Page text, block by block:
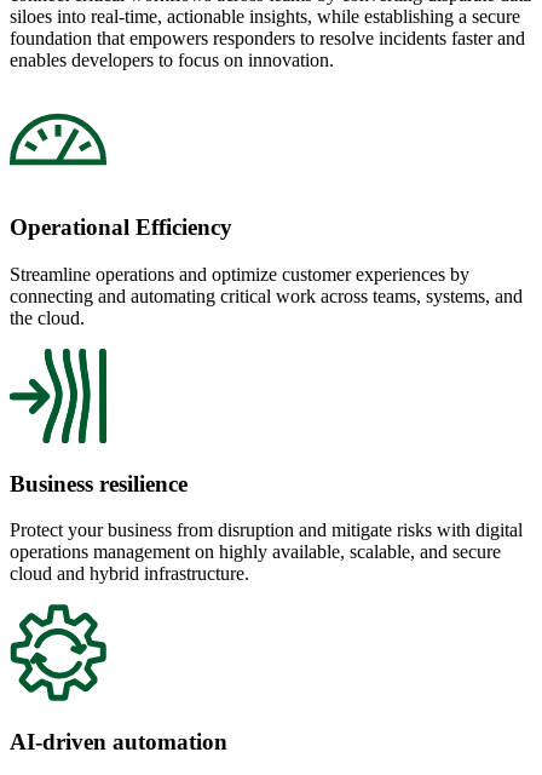
siloes into real-time, actionable insights, while establishing a secure
foundation that empowers responders to resolve incidents faster and
enables developers to focus on innovation.
Operational Efficiency
Streamline operations and optimize customer experiences by
connecting and automating critical work across teams, systems, and
the cloud.
Business resilience
Protect your business from disruption and mitigate risks with digital
operations management on highly available, scalable, and secure
cloud and hybrid infrastructure.
AI-driven automation